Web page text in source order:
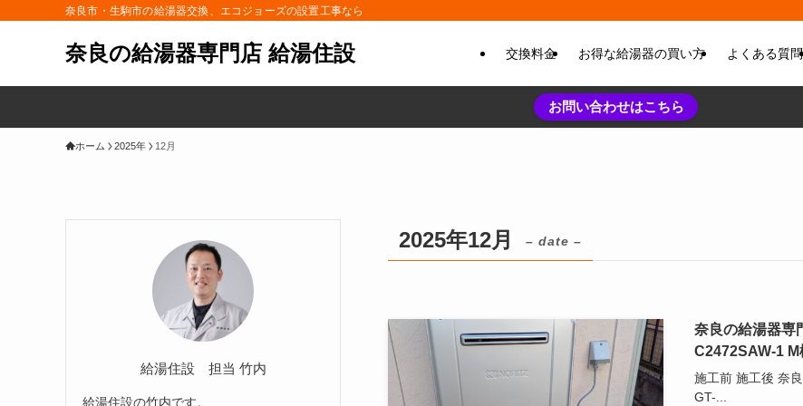
奈良市・生駒市の給湯器交換、エコジョーズの設置工事なら
奈良の給湯器専門店 給湯住設 交換料金 お得な給湯器の買い方 よくある質問
お問い合わせはこちら
ホーム 2025年 12月
2025年12月 – date –
奈良の給湯器専
C2472SAW-1
施工前 施工後 奈
GT-...
給湯住設 担当 竹内
給湯住設の竹内です。